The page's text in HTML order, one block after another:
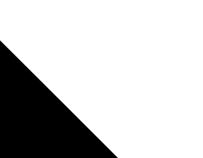
Накладка на столешницу из стали
3 мм с порошковым покрытием
(ширина 1000 мм)